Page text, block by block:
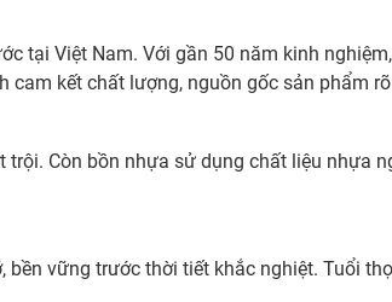
tại Việt Nam. Với gần 50 năm kinh
kết chất lượng, nguồn gốc sản phẩm
Còn bồn nhựa sử dụng chất liệu nhựa
vững trước thời tiết khắc nghiệt. Tuổi